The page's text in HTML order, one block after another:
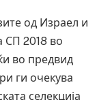
од Израел и
СП 2018 во
во предвид
ги очекува
селекција